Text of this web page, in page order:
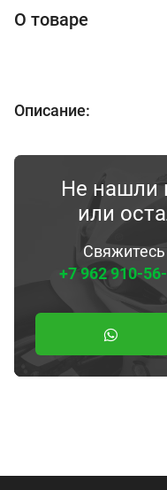
О товаре
Описание:
Не нашли
или
+7 962 910-